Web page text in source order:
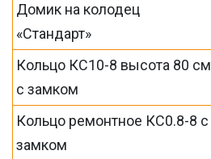
Домик на колодец
«Стандарт»
Кольцо КС10-8 высота 80 см
с замком
Кольцо ремонтное КС0.8-8 с
замком